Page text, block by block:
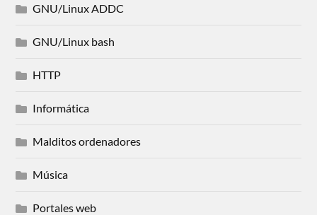
GNU/Linux ADDC
GNU/Linux bash
HTTP
Informática
Malditos ordenadores
Música
Portales web